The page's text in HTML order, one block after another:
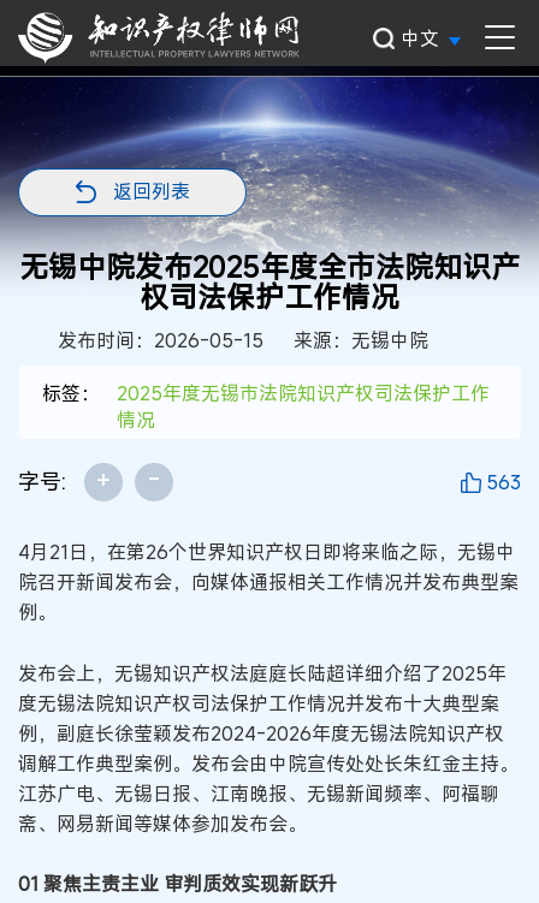
中文
返回列表
无锡中院发布2025年度全市法院知识产
权司法保护工作情况
发布时间：2026-05-15
来源：无锡中院
标签：
2025年度无锡市法院知识产权司法保护工作
情况
字号: + - 563
4月21日，在第26个世界知识产权日即将来临之际，无锡中
院召开新闻发布会，向媒体通报相关工作情况并发布典型案
例。
发布会上，无锡知识产权法庭庭长陆超详细介绍了2025年
度无锡法院知识产权司法保护工作情况并发布十大典型案
例，副庭长徐莹颖发布2024-2026年度无锡法院知识产权
调解工作典型案例。发布会由中院宣传处处长朱红金主持。
江苏广电、无锡日报、江南晚报、无锡新闻频率、阿福聊
斋、网易新闻等媒体参加发布会。
01 聚焦主责主业 审判质效实现新跃升